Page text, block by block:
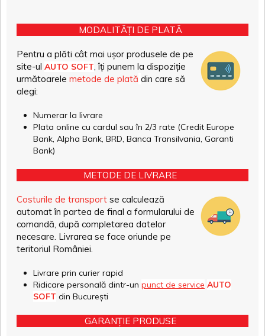
MODALITĂȚI DE PLATĂ
Pentru a plăti cât mai ușor produsele de pe
site-ul AUTO SOFT, îți punem la dispoziție
următoarele metode de plată din care să
alegi:
Numerar la livrare
Plata online cu cardul sau în 2/3 rate (Credit Europe
Bank, Alpha Bank, BRD, Banca Transilvania, Garanti
Bank)
METODE DE LIVRARE
Costurile de transport se calculează
automat în partea de final a formularului de
comandă, după completarea datelor
necesare. Livrarea se face oriunde pe
teritoriul României.
Livrare prin curier rapid
Ridicare personală dintr-un punct de service AUTO
SOFT din București
GARANȚIE PRODUSE